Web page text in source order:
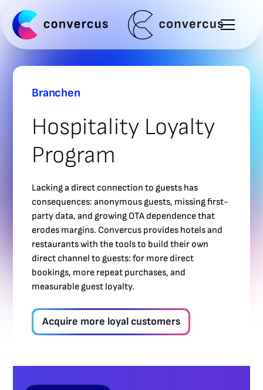
Branchen
Hospitality Loyalty
Program
Lacking a direct connection to guests has
consequences: anonymous guests, missing first-
party data, and growing OTA dependence that
erodes margins. Convercus provides hotels and
restaurants with the tools to build their own
direct channel to guests: for more direct
bookings, more repeat purchases, and
measurable guest loyalty.
Acquire more loyal customers